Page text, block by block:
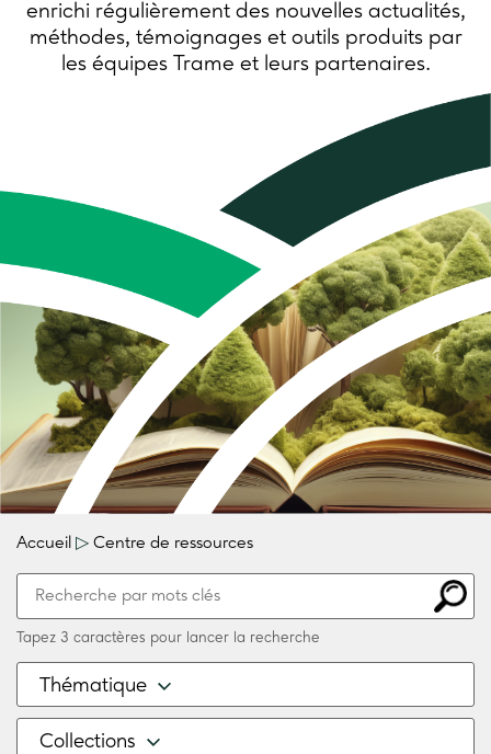
enrichi régulièrement des nouvelles actualités,
méthodes, témoignages et outils produits par
les équipes Trame et leurs partenaires.
Accueil ▷ Centre de ressources
Tapez 3 caractères pour lancer la recherche
Thématique
Collections